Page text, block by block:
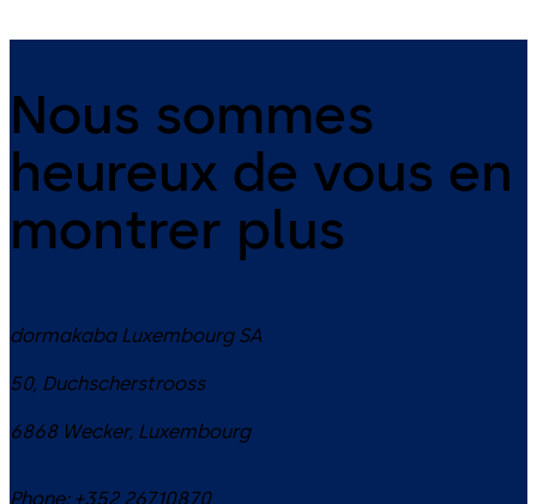
Nous sommes
heureux de vous en
montrer plus
dormakaba Luxembourg SA
50, Duchscherstrooss
6868 Wecker, Luxembourg
Phone: +352 26710870